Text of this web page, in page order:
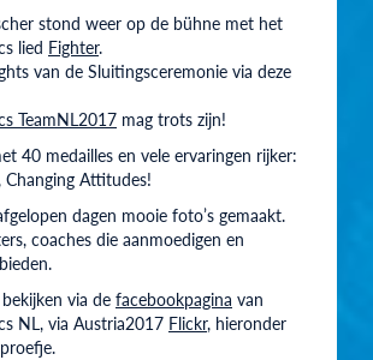
stond weer op de bühne met het
lied Fighter.
van de Sluitingsceremonie via deze
TeamNL2017 mag trots zijn!
40 medailles en vele ervaringen rijker:
Changing Attitudes!
dagen mooie foto’s gemaakt.
coaches die aanmoedigen en
via de facebookpagina van
NL, via Austria2017 Flickr, hieronder